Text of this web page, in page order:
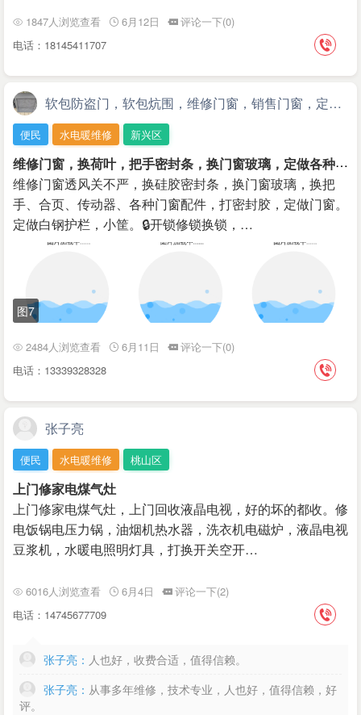
1847人浏览查看 6月12日
评论一下(0)
电话：18145411707
软包防盗门，软包炕围，维修门窗，销售门窗，定做纱窗
便民 水电暖维修 新兴区
维
修门窗，换荷叶，把手密封条，换门窗玻璃，定做各种纱窗，软包防盗门
维修门窗透风关不严，换硅胶密封条，换门窗玻璃，换把
手、合页、传动器、各种门窗配件，打密封胶，定做门窗。
定做白钢护栏，小筐。🔒开锁修锁换锁，…
图7
2484人浏览查看 6月11日
评论一下(0)
电话：13339328328
张子亮
便民 水电暖维修 桃山区
上门修家电煤气灶
上门修家电煤气灶，上门回收液晶电视，好的坏的都收。修
电饭锅电压力锅，油烟机热水器，洗衣机电磁炉，液晶电视
豆浆机，水暖电照明灯具，打换开关空开…
6016人浏览查看 6月4日
评论一下(2)
电话：14745677709
张子亮： 人也好，收费合适，值得信赖。
张子亮： 从事多年维修，技术专业，人也好，值得信赖，好
评。